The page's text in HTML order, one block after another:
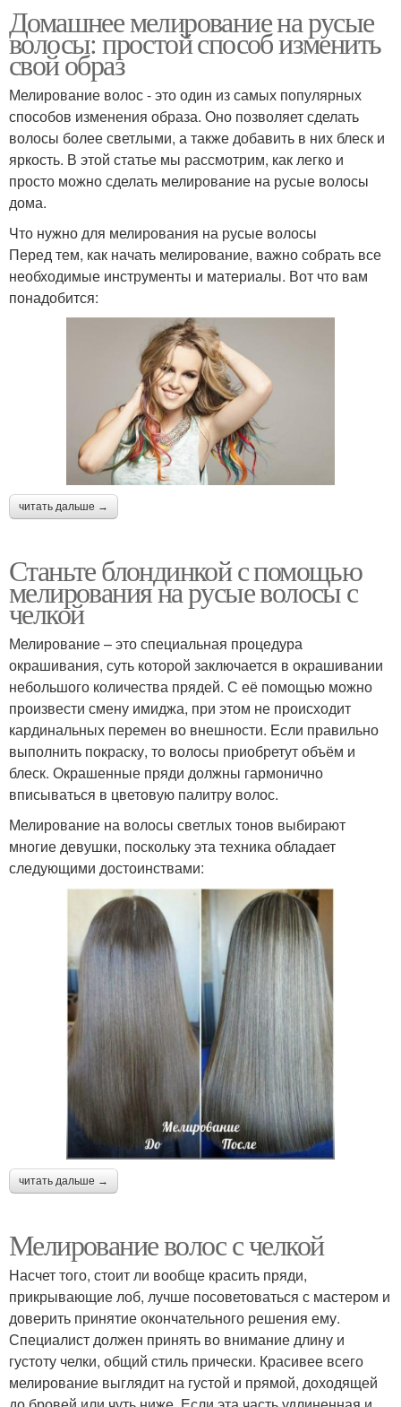
Домашнее мелирование на русые
волосы: простой способ изменить
свой образ
Мелирование волос - это один из самых популярных
способов изменения образа. Оно позволяет сделать
волосы более светлыми, а также добавить в них блеск и
яркость. В этой статье мы рассмотрим, как легко и
просто можно сделать мелирование на русые волосы
дома.
Что нужно для мелирования на русые волосы
Перед тем, как начать мелирование, важно собрать все
необходимые инструменты и материалы. Вот что вам
понадобится:
читать дальше →
Станьте блондинкой с помощью
мелирования на русые волосы с
челкой
Мелирование – это специальная процедура
окрашивания, суть которой заключается в окрашивании
небольшого количества прядей. С её помощью можно
произвести смену имиджа, при этом не происходит
кардинальных перемен во внешности. Если правильно
выполнить покраску, то волосы приобретут объём и
блеск. Окрашенные пряди должны гармонично
вписываться в цветовую палитру волос.
Мелирование на волосы светлых тонов выбирают
многие девушки, поскольку эта техника обладает
следующими достоинствами:
читать дальше →
Мелирование волос с челкой
Насчет того, стоит ли вообще красить пряди,
прикрывающие лоб, лучше посоветоваться с мастером и
доверить принятие окончательного решения ему.
Специалист должен принять во внимание длину и
густоту челки, общий стиль прически. Красивее всего
мелирование выглядит на густой и прямой, доходящей